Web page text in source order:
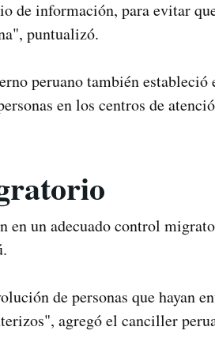
información, para evitar
puntualizó.
peruano también estableció
en los centros de
en un adecuado control
de personas que hayan
agregó el canciller